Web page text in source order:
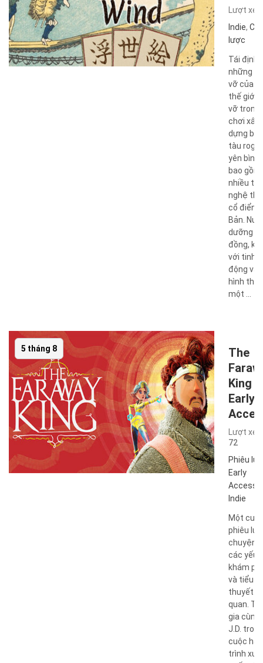
Lượt
Indie,
lược
Tái định
những
vỡ của
thế giới
vỡ trong
chơi xây
dựng
tàu
yên bình
bao gồm
nhiều
nghệ
cổ điển
Bản. Nuôi
dưỡng
đồng,
với tinh
động vật
hình
một ...
5 tháng 8
The
King
Early
Lượt
72
Phiêu lưu
Early
Access
Indie
Một
phiêu
chuyện
các yếu
khám
và tiểu
thuyết
quan.
gia cùng
J.D. trong
cuộc
trình